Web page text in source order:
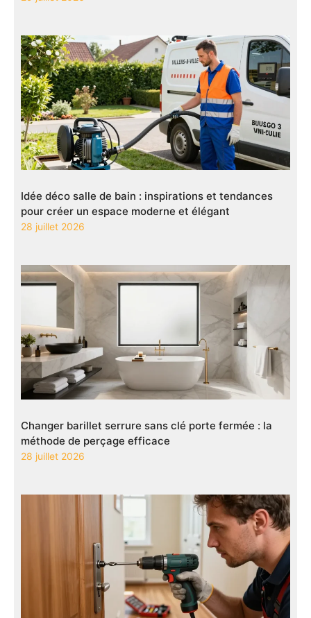
Idée déco salle de bain : inspirations et tendances
pour créer un espace moderne et élégant
28 juillet 2026
Changer barillet serrure sans clé porte fermée : la
méthode de perçage efficace
28 juillet 2026